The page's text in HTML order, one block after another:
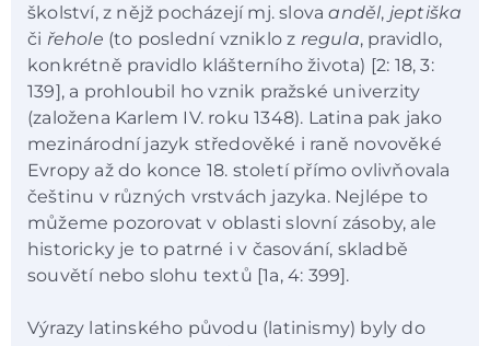
školství, z nějž pocházejí mj. slovaanděl, jeptiška
či řehole (to poslední vzniklo z regula, pravidlo,
konkrétně pravidlo klášterního života) [2: 18, 3:
139], a prohloubil ho vznik pražské univerzity
(založena Karlem IV. roku 1348). Latina pak jako
mezinárodní jazyk středověké i raně novověké
Evropy až do konce 18. století přímo ovlivňovala
češtinu v různých vrstvách jazyka. Nejlépe to
můžeme pozorovat v oblasti slovní zásoby, ale
historicky je to patrné i v časování, skladbě
souvětí nebo slohu textů [1a, 4: 399].
Výrazy latinského původu (latinismy) byly do